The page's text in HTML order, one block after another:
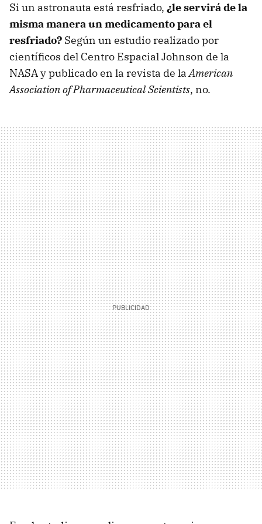
Si un astronauta está resfriado, ¿le servirá de la
misma manera un medicamento para el
resfriado? Según un estudio realizado por
científicos del Centro Espacial Johnson de la
NASAy publicado en la revista de laAmerican
Association of Pharmaceutical Scientists, no.